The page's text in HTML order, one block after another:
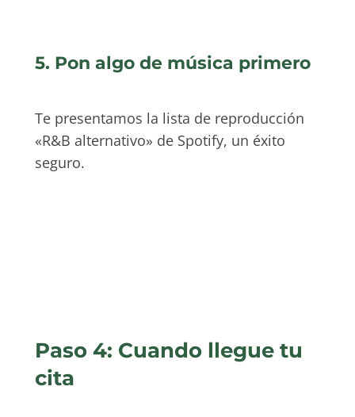
5. Pon algo de música primero
Te presentamos la lista de reproducción
«R&B alternativo» de Spotify, un éxito
seguro.
Paso 4: Cuando llegue tu
cita